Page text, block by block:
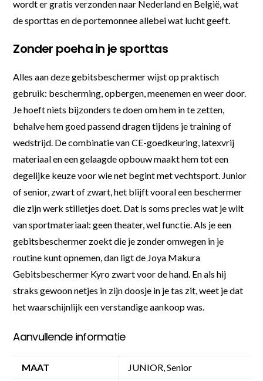
wordt er gratis verzonden naar Nederland en België, wat
de sporttas en de portemonnee allebei wat lucht geeft.
Zonder poeha in je sporttas
Alles aan deze gebitsbeschermer wijst op praktisch
gebruik: bescherming, opbergen, meenemen en weer door.
Je hoeft niets bijzonders te doen om hem in te zetten,
behalve hem goed passend dragen tijdens je training of
wedstrijd. De combinatie van CE-goedkeuring, latexvrij
materiaal en een gelaagde opbouw maakt hem tot een
degelijke keuze voor wie net begint met vechtsport. Junior
of senior, zwart of zwart, het blijft vooral een beschermer
die zijn werk stilletjes doet. Dat is soms precies wat je wilt
van sportmateriaal: geen theater, wel functie. Als je een
gebitsbeschermer zoekt die je zonder omwegen in je
routine kunt opnemen, dan ligt de Joya Makura
Gebitsbeschermer Kyro zwart voor de hand. En als hij
straks gewoon netjes in zijn doosje in je tas zit, weet je dat
het waarschijnlijk een verstandige aankoop was.
Aanvullende informatie
MAAT JUNIOR, Senior